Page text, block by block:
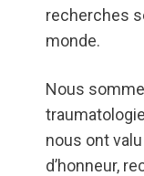
recherches
monde.
Nous
nous ont
d’honneur,